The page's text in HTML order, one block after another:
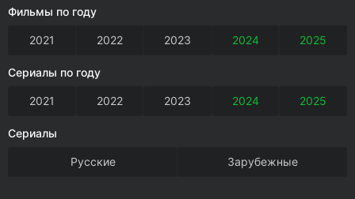
Фильмы по году
2021 2022 2023 2024 2025
Сериалы по году
2021 2022 2023 2024 2025
Сериалы
Русские Зарубежные